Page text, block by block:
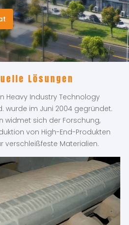
Lösungen
Heavy Industry Technology
wurde im Juni 2004 gegründet.
widmet sich der Forschung,
von High-End-Produkten
verschleißfeste Materialien.